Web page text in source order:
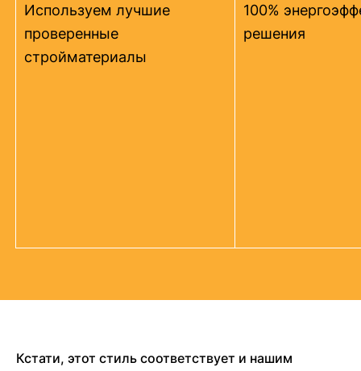
Используем лучшие
проверенные
стройматериалы
100%
решения
Кстати, этот стиль соответствует и нашим